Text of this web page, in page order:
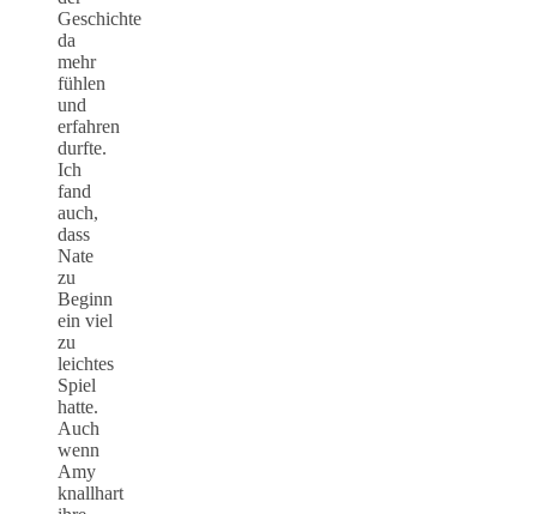
Geschichte
da
mehr
fühlen
und
erfahren
durfte.
Ich
fand
auch,
dass
Nate
zu
Beginn
ein viel
zu
leichtes
Spiel
hatte.
Auch
wenn
Amy
knallhart